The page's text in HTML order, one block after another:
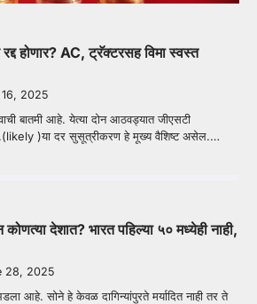
होणार? AC, ट्रॅक्टरसह विमा स्वस्त
2025
बातमी आहे. येत्या दोन आठवड्यात जीएसटी
)या दर सुसूत्रीकरण हे मूख्य वैशिष्ट असेल.…
कोणत्या देशात? भारत पहिल्या ५० मध्येही नाही,
28, 2025
आहे. सोने हे केवळ दागिन्यांपुरते मर्यादित नाही तर ते